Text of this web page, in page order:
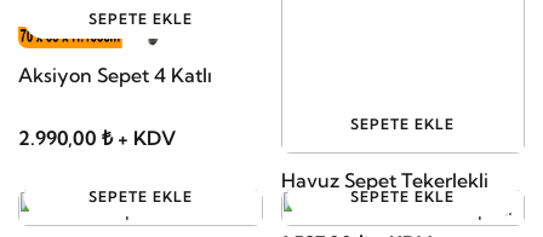
SEPETE EKLE
Aksiyon Sepet 4 Katlı
2.990,00 ₺ + KDV
SEPETE EKLE
Havuz Sepet Tekerlekli
SEPETE EKLE SEPETE EKLE